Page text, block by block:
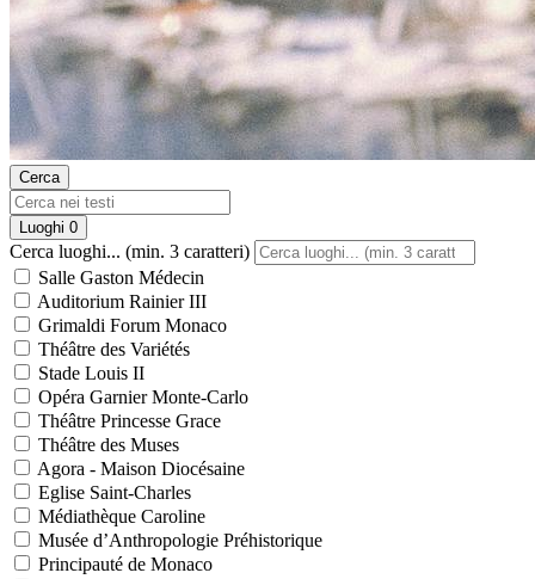
Cerca
Luoghi 0
Cerca luoghi... (min. 3 caratteri)
Salle Gaston Médecin
Auditorium Rainier III
Grimaldi Forum Monaco
Théâtre des Variétés
Stade Louis II
Opéra Garnier Monte-Carlo
Théâtre Princesse Grace
Théâtre des Muses
Agora - Maison Diocésaine
Eglise Saint-Charles
Médiathèque Caroline
Musée d’Anthropologie Préhistorique
Principauté de Monaco